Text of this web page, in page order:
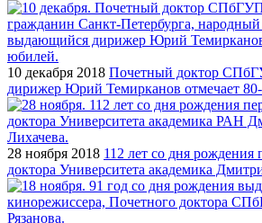
10 декабря 2018 Почетный доктор
дирижер Юрий Темирканов отмечает
28 ноября 2018 112 лет со дня рождения
доктора Университета академика